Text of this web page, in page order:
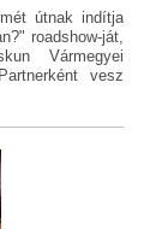
útnak indítja
roadshow-ját,
Vármegyei
vesz